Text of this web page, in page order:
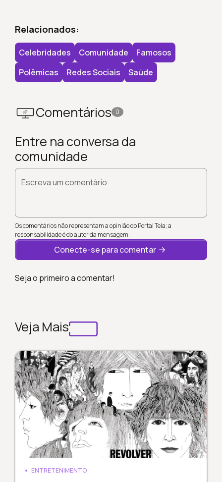
Relacionados:
Celebridades Comunidade
Famosos
Polêmicas
Redes Sociais Saúde
Comentários 0
Entre na conversa da
comunidade
Escreva um comentário
Os comentários não representam a opinião do Portal Tela; a
responsabilidade é do autor da mensagem.
Conecte-se para comentar
Seja o primeiro a comentar!
Veja Mais
ENTRETENIMENTO